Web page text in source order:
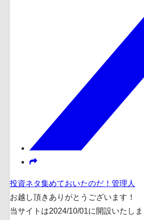
投資ネタ集めておいたのだ！管理人
お越し頂きありがとうございます！
当サイトは2024/10/01に開設いたしま